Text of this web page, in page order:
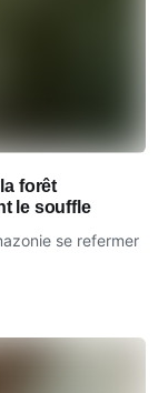
forêt
le souffle
se refermer